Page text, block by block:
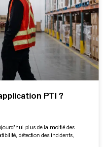
PTI ?
plus de la moitié des
détection des incidents,